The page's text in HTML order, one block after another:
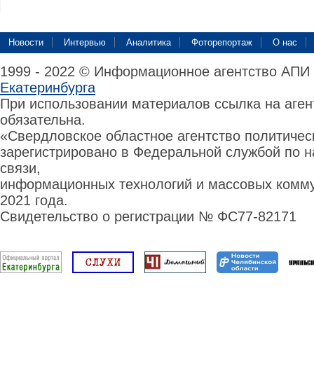
Новости Интервью Аналитика Фоторепортаж О нас
1999 - 2022 © Информационное агентство
Екатеринбурга
При использовании материалов ссылка на
обязательна.
«Свердловское областное агентство
зарегистрировано в Федеральной службой по
связи,
информационных технологий и массовых
2021 года.
Свидетельство о регистрации № ФС77-82171